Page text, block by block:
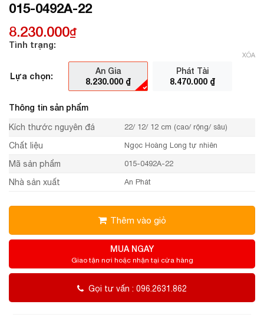
015-0492A-22
8.230.000₫
Tình trạng:
Lựa chọn:
An Gia
8.230.000 ₫
Phát Tài
8.470.000 ₫
XÓA
Thông tin sản phẩm
Kích thước nguyên đá 22/ 12/ 12 cm (cao/ rộng/ sâu)
Chất liệu Ngọc Hoàng Long tự nhiên
Mã sản phẩm 015-0492A-22
Nhà sản xuất An Phát
Thêm vào giỏ
MUA NGAY
Giao tận nơi hoặc nhận tại cửa hàng
Gọi tư vấn : 096.2631.862